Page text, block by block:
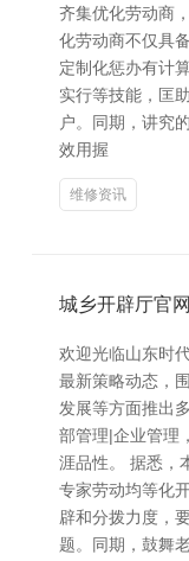
齐集优化劳动商
化劳动商不仅具
定制化惩办有计
实行等技能，匡
户。同期，讲究
效用握
维修资讯
城乡开辟厅官
欢迎光临山东时
最新策略动态，
发展等方面推出
部管理|企业管理
涯品性。 据悉，
专家劳动均等化
辟和分拨力度，
题。同期，鼓舞